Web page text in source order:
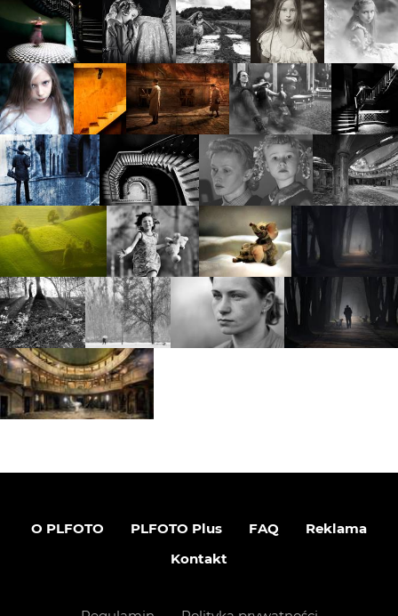
O PLFOTO PLFOTO Plus FAQ
Reklama
Kontakt